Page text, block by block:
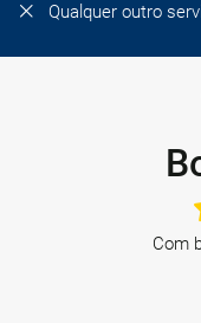
Qualquer outro
Com